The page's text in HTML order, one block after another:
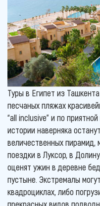
Туры в Египет из
песчаных пляжах
“all inclusive” и по
истории наверняка
величественных пирамид,
поездки в Луксор, в
оценят ужин в деревне
пустыне. Экстремалы
квадроциклах, либо